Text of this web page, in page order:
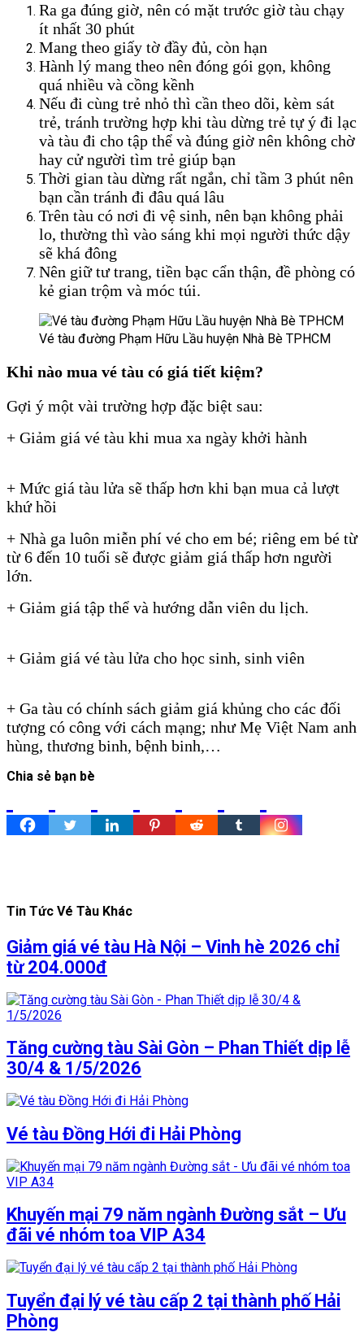
Ra ga đúng giờ, nên có mặt trước giờ tàu chạy
ít nhất 30 phút
Mang theo giấy tờ đầy đủ, còn hạn
Hành lý mang theo nên đóng gói gọn, không
quá nhiều và cồng kềnh
Nếu đi cùng trẻ nhỏ thì cần theo dõi, kèm sát
trẻ, tránh trường hợp khi tàu dừng trẻ tự ý đi lạc
và tàu đi cho tập thể và đúng giờ nên không chờ
hay cử người tìm trẻ giúp bạn
Thời gian tàu dừng rất ngắn, chỉ tầm 3 phút nên
bạn cần tránh đi đâu quá lâu
Trên tàu có nơi đi vệ sinh, nên bạn không phải
lo, thường thì vào sáng khi mọi người thức dậy
sẽ khá đông
Nên giữ tư trang, tiền bạc cẩn thận, đề phòng có
kẻ gian trộm và móc túi.
Vé tàu đường Phạm Hữu Lầu huyện Nhà Bè TPHCM
Khi nào mua vé tàu có giá tiết kiệm?
Gợi ý một vài trường hợp đặc biệt sau:
+ Giảm giá vé tàu khi mua xa ngày khởi hành
+ Mức giá tàu lửa sẽ thấp hơn khi bạn mua cả lượt
khứ hồi
+ Nhà ga luôn miễn phí vé cho em bé; riêng em bé từ
từ 6 đến 10 tuổi sẽ được giảm giá thấp hơn người
lớn.
+ Giảm giá tập thể và hướng dẫn viên du lịch.
+ Giảm giá vé tàu lửa cho học sinh, sinh viên
+ Ga tàu có chính sách giảm giá khủng cho các đối
tượng có công với cách mạng; như Mẹ Việt Nam anh
hùng, thương binh, bệnh binh,…
Chia sẻ bạn bè
Tin Tức Vé Tàu Khác
Giảm giá vé tàu Hà Nội – Vinh hè 2026 chỉ
từ 204.000đ
Tăng cường tàu Sài Gòn – Phan Thiết dịp lễ
30/4 & 1/5/2026
Vé tàu Đồng Hới đi Hải Phòng
Khuyến mại 79 năm ngành Đường sắt – Ưu
đãi vé nhóm toa VIP A34
Tuyển đại lý vé tàu cấp 2 tại thành phố Hải
Phòng